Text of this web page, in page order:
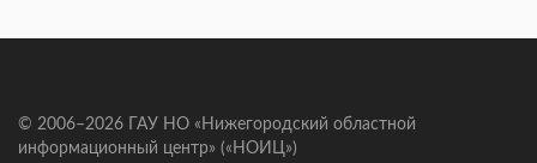
© 2006–2026 ГАУ НО «Нижегородский областной
информационный центр» («НОИЦ»)